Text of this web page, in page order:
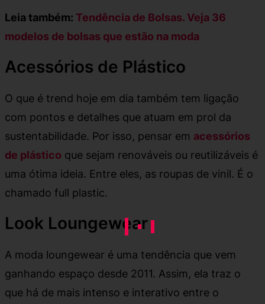
Leia também: Tendência de Bolsas. Veja 36
modelos de bolsas que estão na moda
Acessórios de Plástico
O que é trend hoje em dia também tem ligação
com pontos e detalhes que atuam em prol da
sustentabilidade. Por isso, pensar em acessórios
de plástico que sejam renováveis ou reutilizáveis é
uma ótima ideia. Entre eles, as roupas de vinil. É o
chamado full plastic.
Look Loungewear
A moda loungewear é uma tendência que vem
ganhando espaço desde 2011. Assim, ela traz o
que há de mais intenso e interativo entre o